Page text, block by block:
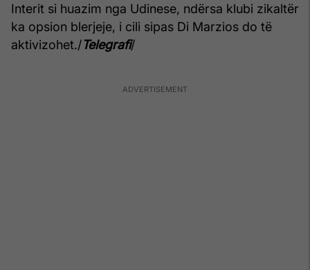
Interit si huazim nga Udinese, ndërsa klubi zikaltër
ka opsion blerjeje, i cili sipas Di Marzios do të
aktivizohet./Telegrafi/